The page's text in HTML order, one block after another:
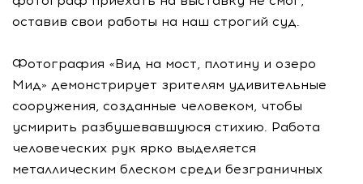
оставив свои работы на наш строгий суд.
Фотография «Вид на мост, плотину и озеро
Мид» демонстрирует зрителям удивительные
сооружения, созданные человеком, чтобы
усмирить разбушевавшуюся стихию. Работа
человеческих рук ярко выделяется
металлическим блеском среди безграничных